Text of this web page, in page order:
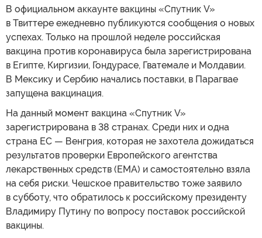
В официальном аккаунте вакцины «Спутник V»
в Твиттере ежедневно публикуются сообщения о новых
успехах. Только на прошлой неделе российская
вакцина против коронавируса была зарегистрирована
в Египте, Киргизии, Гондурасе, Гватемале и Молдавии.
В Мексику и Сербию начались поставки, в Парагвае
запущена вакцинация.
На данный момент вакцина «Спутник V»
зарегистрирована в 38 странах. Среди них и одна
страна ЕС — Венгрия, которая не захотела дожидаться
результатов проверки Европейского агентства
лекарственных средств (EMA) и самостоятельно взяла
на себя риски. Чешское правительство тоже заявило
в субботу, что обратилось к российскому президенту
Владимиру Путину по вопросу поставок российской
вакцины.